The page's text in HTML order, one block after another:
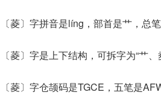
〔菱〕字拼音是líng，部首是艹，总笔
〔菱〕字是上下结构，可拆字为“艹、
〔菱〕字仓颉码是TGCE，五笔是